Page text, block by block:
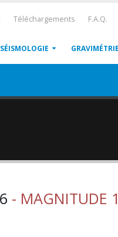
Téléchargements F.A.Q.
SÉISMOLOGIE GRAVIMÉTRIE
- MAGNITUDE